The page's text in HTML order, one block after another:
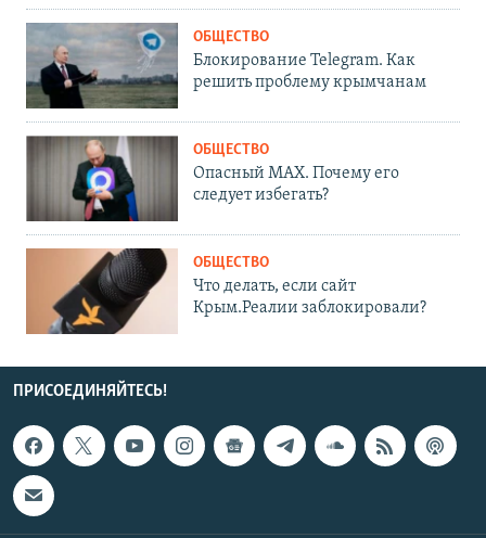
ОБЩЕСТВО
Блокирование Telegram. Как
решить проблему крымчанам
ОБЩЕСТВО
Опасный MAX. Почему его
следует избегать?
ОБЩЕСТВО
Что делать, если сайт
Крым.Реалии заблокировали?
ПРИСОЕДИНЯЙТЕСЬ!